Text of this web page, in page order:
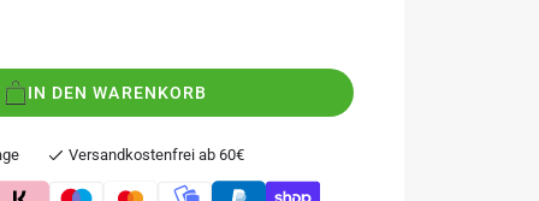
IN DEN WARENKORB
Versandkostenfrei ab 60€